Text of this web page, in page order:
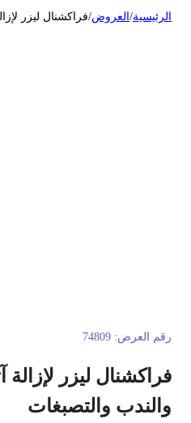
/العروض فراكشنال ليزر لإزالة
العرض: 74809
ليزر لإزالة
والتصبغات